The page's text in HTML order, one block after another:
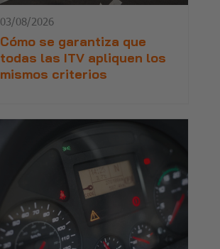
03/08/2026
Cómo se garantiza que
todas las ITV apliquen los
mismos criterios